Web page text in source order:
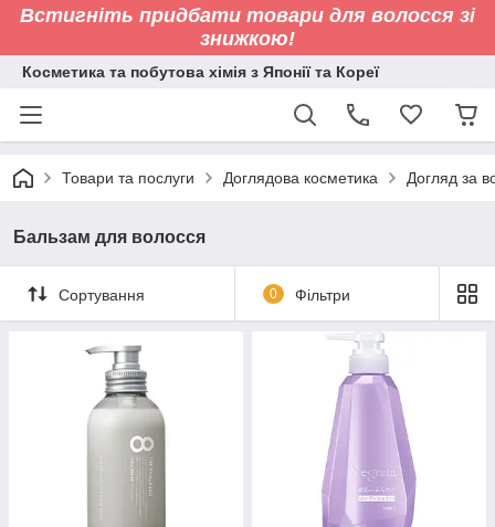
Встигніть придбати товари для волосся зі
знижкою!
Косметика та побутова хімія з Японії та Кореї
Товари та послуги Доглядова косметика Догляд за
Бальзам для волосся
Сортування 0 Фільтри